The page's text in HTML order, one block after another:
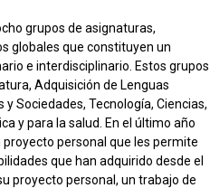
grupos de asignaturas,
globales que constituyen un
e interdisciplinario. Estos grupos
Adquisición de Lenguas
y Sociedades, Tecnología, Ciencias,
y para la salud. En el último año
personal que les permite
que han adquirido desde el
proyecto personal, un trabajo de